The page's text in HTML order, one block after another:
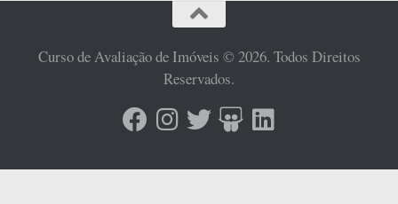
Curso de Avaliação de Imóveis © 2026. Todos Direitos
Reservados.